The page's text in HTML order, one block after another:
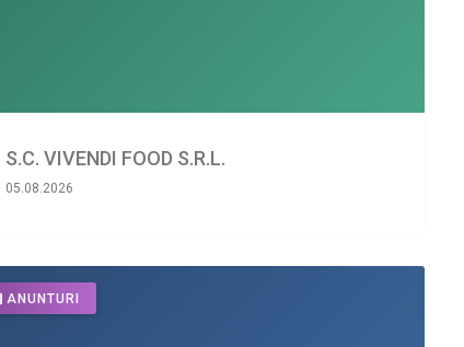
S.C. VIVENDI FOOD S.R.L.
05.08.2026
ANUNTURI